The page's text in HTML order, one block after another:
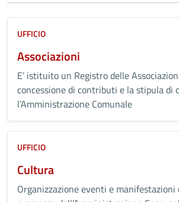
UFFICIO
Associazioni
E’ istituito un Registro delle
concessione di contributi e la stipula di
l’Amministrazione Comunale
UFFICIO
Cultura
Organizzazione eventi e